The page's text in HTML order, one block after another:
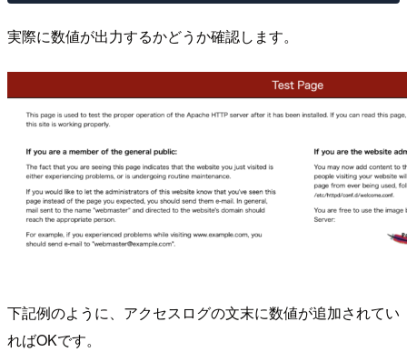
実際に数値が出力するかどうか確認します。
下記例のように、アクセスログの文末に数値が追加されてい
ればOKです。